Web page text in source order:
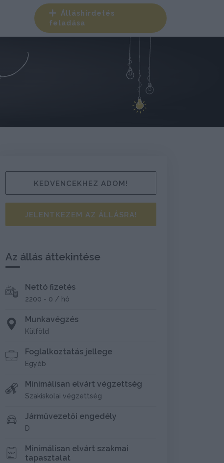
Álláshirdetés
feladása
KEDVENCEKHEZ ADOM!
JELENTKEZEM AZ ÁLLÁSRA!
Az állás áttekintése
Nettó fizetés
2200 - 0 / hó
Munkavégzés
Külföld
Foglalkoztatás jellege
Egyéb
Minimálisan elvárt végzettség
Szakiskolai végzettség
Járművezetői engedély
D
Minimálisan elvárt szakmai
tapasztalat